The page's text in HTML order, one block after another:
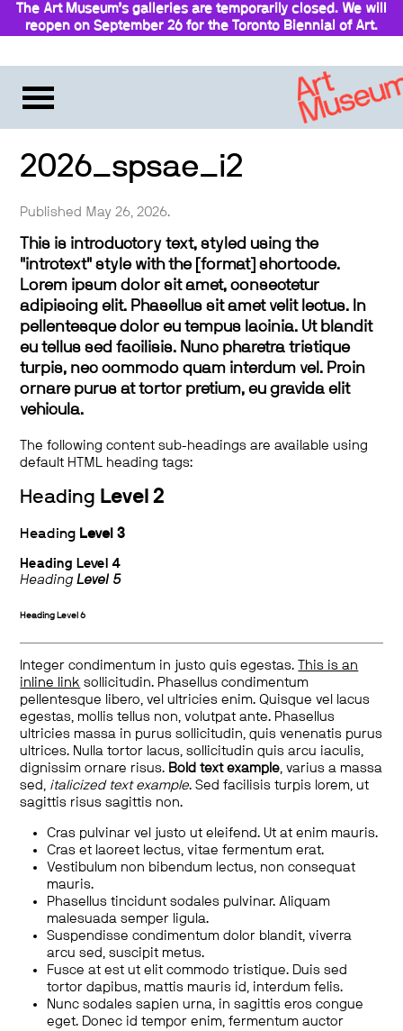
The Art Museum’s galleries are temporarily closed. We will
reopen on September 26 for the Toronto Biennial of Art.
2026_spsae_i2
Published May 26, 2026.
This is introductory text, styled using the
"introtext" style with the [format] shortcode.
Lorem ipsum dolor sit amet, consectetur
adipiscing elit. Phasellus sit amet velit lectus. In
pellentesque dolor eu tempus lacinia. Ut blandit
eu tellus sed facilisis. Nunc pharetra tristique
turpis, nec commodo quam interdum vel. Proin
ornare purus at tortor pretium, eu gravida elit
vehicula.
The following content sub-headings are available using
default HTML heading tags:
Heading Level 2
Heading Level 3
Heading Level 4
HeadingLevel 5
Heading Level 6
Integer condimentum in justo quis egestas.
This is an
inline link sollicitudin. Phasellus condimentum
pellentesque libero, vel ultricies enim. Quisque vel lacus
egestas, mollis tellus non, volutpat ante. Phasellus
ultricies massa in purus sollicitudin, quis venenatis purus
ultrices. Nulla tortor lacus, sollicitudin quis arcu iaculis,
dignissim ornare risus. Bold text example, varius a massa
sed, italicized text example. Sed facilisis turpis lorem, ut
sagittis risus sagittis non.
Cras pulvinar vel justo ut eleifend. Ut at enim mauris.
Cras et laoreet lectus, vitae fermentum erat.
Vestibulum non bibendum lectus, non consequat
mauris.
Phasellus tincidunt sodales pulvinar. Aliquam
malesuada semper ligula.
Suspendisse condimentum dolor blandit, viverra
arcu sed, suscipit metus.
Fusce at est ut elit commodo tristique. Duis sed
tortor dapibus, mattis mauris id, interdum felis.
Nunc sodales sapien urna, in sagittis eros congue
eget. Donec id tempor enim, fermentum auctor